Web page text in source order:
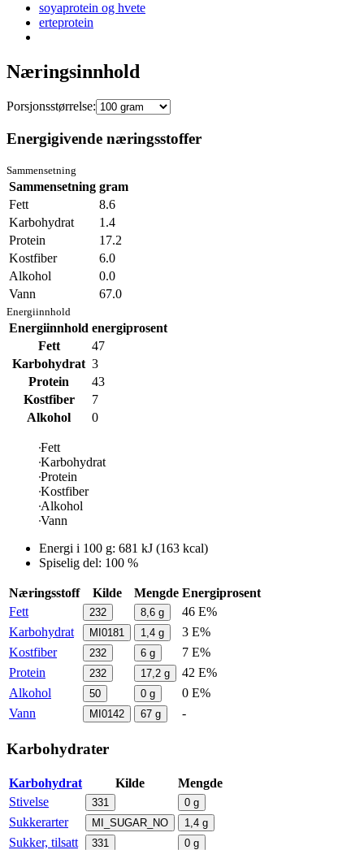
soyaprotein og hvete
erteprotein
Næringsinnhold
Porsjonsstørrelse:
Energigivende næringsstoffer
Sammensetning
Sammensetning gram
Fett
8.6
Karbohydrat
1.4
Protein
17.2
Kostfiber
6.0
Alkohol
0.0
Vann
67.0
Energiinnhold
Energiinnhold energiprosent
Fett
47
Karbohydrat 3
Protein
43
Kostfiber
7
Alkohol
0
Fett
Karbohydrat
Protein
Kostfiber
Alkohol
Vann
Energi i 100 g: 681 kJ (163 kcal)
Spiselig del: 100 %
Næringsstoff Kilde Mengde Energiprosent
Fett
232 8,6 g
46 E%
Karbohydrat
MI0181 1,4 g
3 E%
Kostfiber
232 6 g
7 E%
Protein
232 17,2 g
42 E%
Alkohol
50 0 g
0 E%
Vann
MI0142 67 g -
Karbohydrater
Karbohydrat Kilde
Mengde
Stivelse
331 0 g
Sukkerarter MI_SUGAR_NO 1,4 g
Sukker, tilsatt 331 0 g